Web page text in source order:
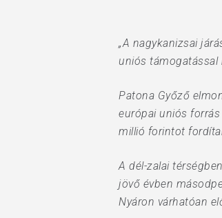
„A nagykanizsai
uniós támogatással
Patona Győző
európai uniós
millió forintot
A dél-zalai
jövő évben
Nyáron várhatóan